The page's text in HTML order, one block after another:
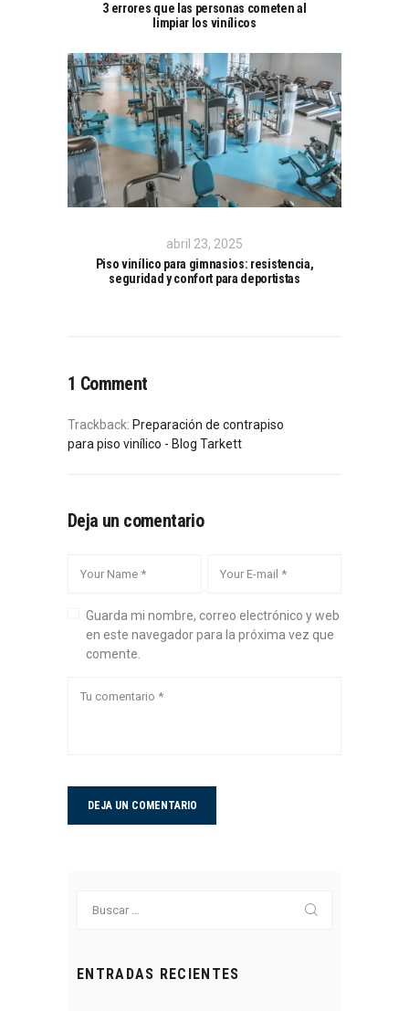
3 errores que las personas cometen al
limpiar los vinílicos
abril 23, 2025
Piso vinílico para gimnasios: resistencia,
seguridad y confort para deportistas
1 Comment
Trackback: Preparación de contrapiso
para piso vinílico - Blog Tarkett
Deja un comentario
Guarda mi nombre, correo electrónico y web
en este navegador para la próxima vez que
comente.
ENTRADAS RECIENTES